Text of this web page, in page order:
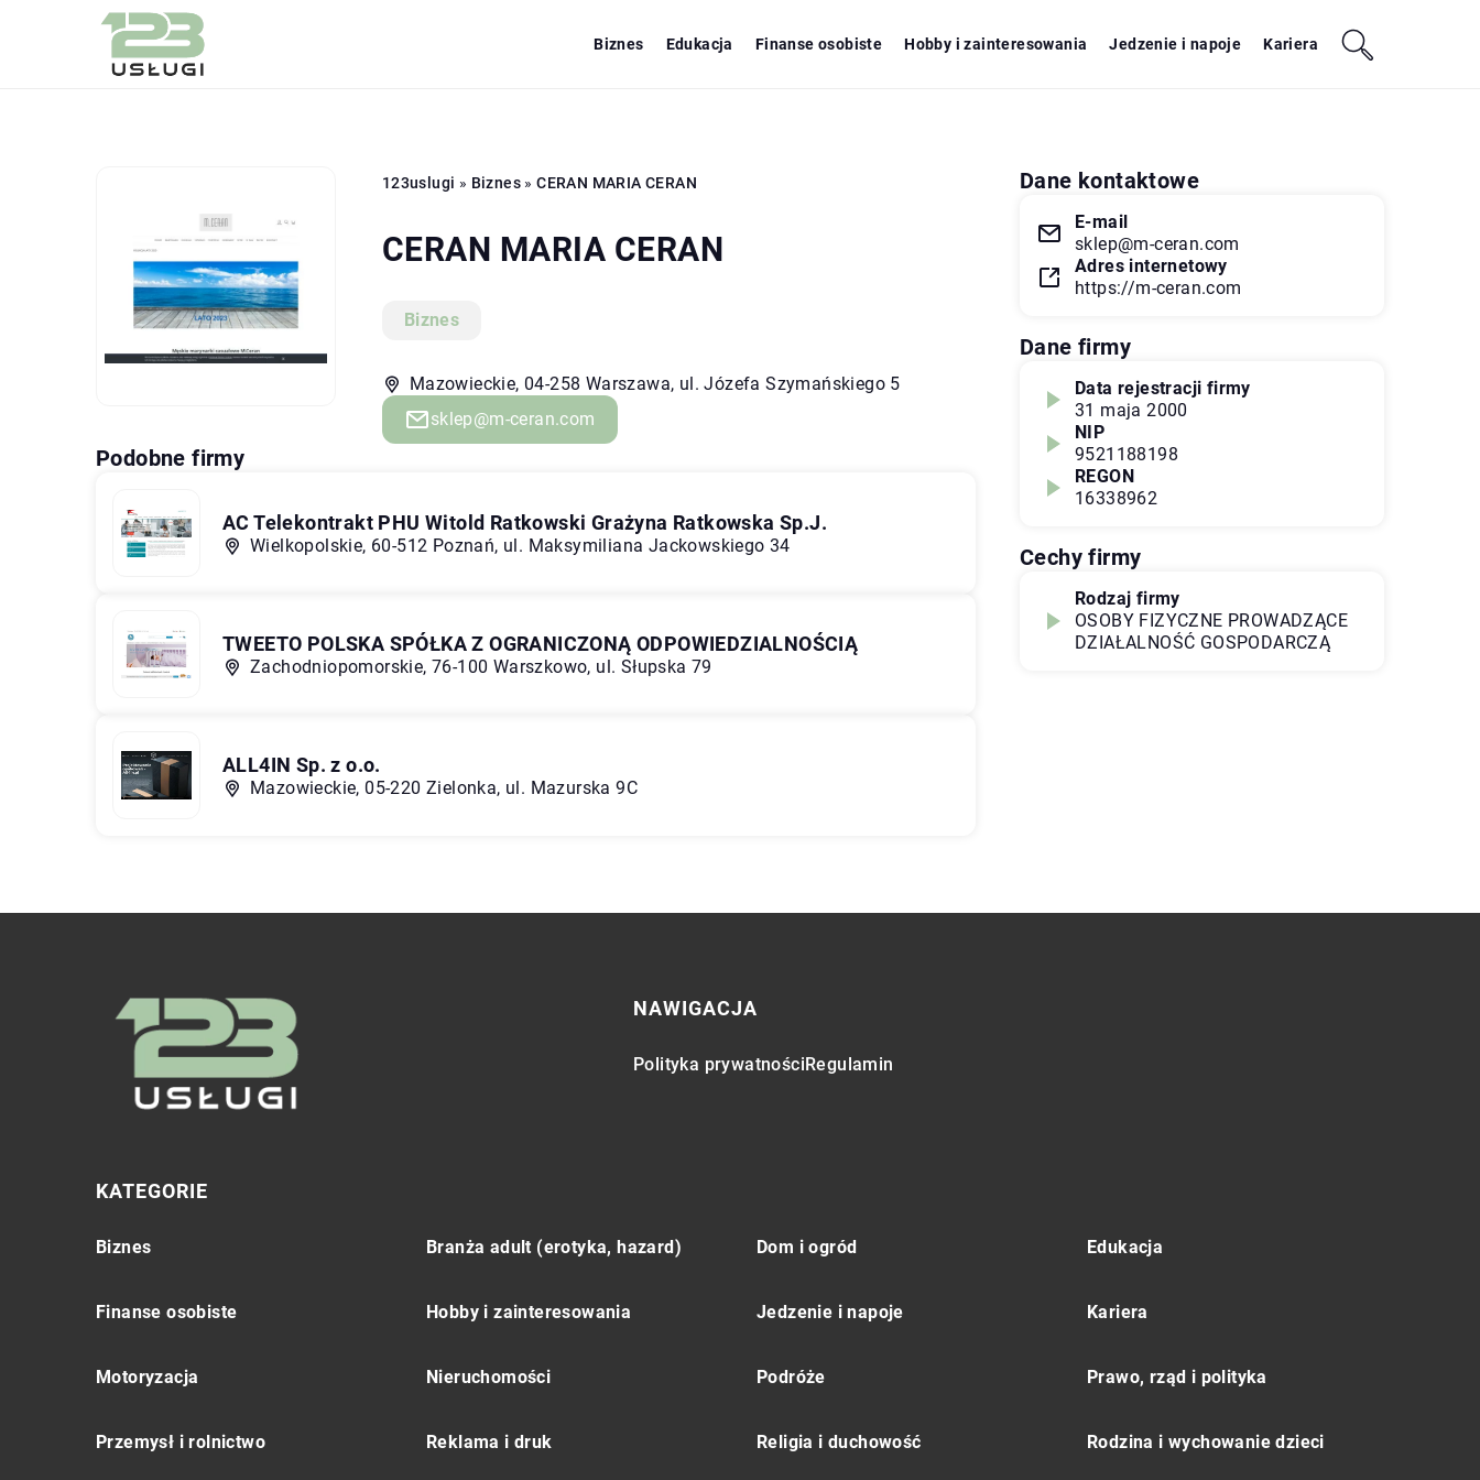
Biznes Edukacja Finanse osobiste Hobby i zainteresowania Jedzenie i napoje Kariera
123uslugi » Biznes»CERAN MARIA CERAN
CERAN MARIA CERAN
Biznes
Mazowieckie, 04-258 Warszawa, ul. Józefa Szymańskiego 5
sklep@m-ceran.com
Podobne firmy
AC Telekontrakt PHU Witold Ratkowski Grażyna Ratkowska Sp.J.
Wielkopolskie, 60-512 Poznań, ul. Maksymiliana Jackowskiego 34
TWEETO POLSKA SPÓŁKA Z OGRANICZONĄ ODPOWIEDZIALNOŚCIĄ
Zachodniopomorskie, 76-100 Warszkowo, ul. Słupska 79
ALL4IN Sp. z o.o.
Mazowieckie, 05-220 Zielonka, ul. Mazurska 9C
Dane kontaktowe
E-mail
sklep@m-ceran.com
Adres internetowy
https://m-ceran.com
Dane firmy
Data rejestracji firmy
31 maja 2000
NIP
9521188198
REGON
16338962
Cechy firmy
Rodzaj firmy
OSOBY FIZYCZNE PROWADZĄCE
DZIAŁALNOŚĆ GOSPODARCZĄ
NAWIGACJA
Polityka prywatnościRegulamin
KATEGORIE
Biznes Branża adult (erotyka, hazard) Dom i ogród Edukacja
Finanse osobiste Hobby i zainteresowania Jedzenie i napoje Kariera
Motoryzacja Nieruchomości Podróże Prawo, rząd i polityka
Przemysł i rolnictwo Reklama i druk Religia i duchowość Rodzina i wychowanie dzieci